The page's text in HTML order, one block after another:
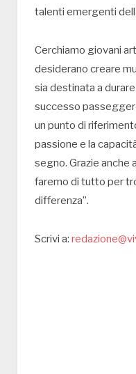
talenti emergenti
Cerchiamo giovani
desiderano creare
sia destinata a
successo
un punto di
passione e la
segno. Grazie anche
faremo di tutto per
differenza”.
Scrivi a: